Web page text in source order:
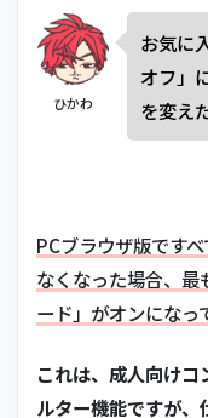
ひかわ
お気に
オフ」
を変え
PCブラウザ版です
なくなった場合、
ード」がオンになっ
これは、成人向け
ルター機能ですが、